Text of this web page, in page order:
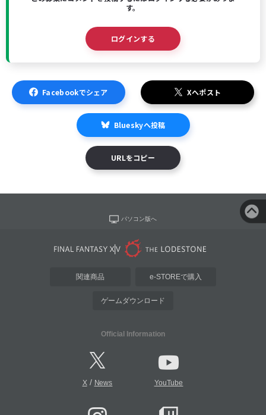
す。
ログインする
Facebookでシェア Xへポスト
Blueskyへ投稿
URLをコピー
パソコン版へ
関連商品 e-STOREで購入
ゲームダウンロード
Official Information
X/ News YouTube